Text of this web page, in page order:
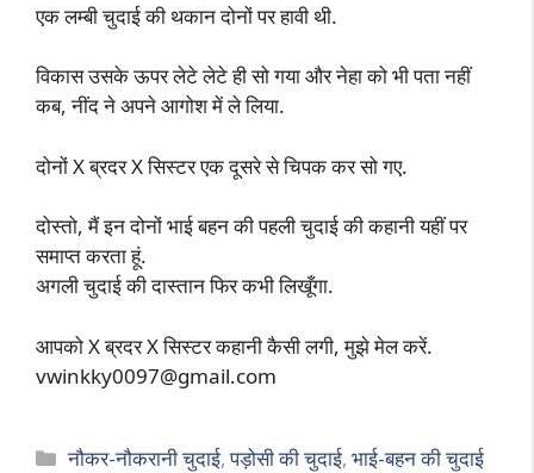
एक लम्बी चुदाई की थकान दोनों पर हावी थी.
विकास उसके ऊपर लेटे लेटे ही सो गया और नेहा को भी पता नहीं
कब, नींद ने अपने आगोश में ले लिया.
दोनों X ब्रदर X सिस्टर एक दूसरे से चिपक कर सो गए.
दोस्तो, मैं इन दोनों भाई बहन की पहली चुदाई की कहानी यहीं पर
समाप्त करता हूं.
अगली चुदाई की दास्तान फिर कभी लिखूँगा.
आपको X ब्रदर X सिस्टर कहानी कैसी लगी, मुझे मेल करें.
vwinkky0097@gmail.com
Categories
नौकर-नौकरानी चुदाई,पड़ोसी की चुदाई,भाई-बहन की चुदाई